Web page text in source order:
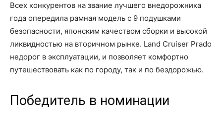
Всех конкурентов на звание лучшего внедорожника
года опередила рамная модель с 9 подушками
безопасности, японским качеством сборки и высокой
ликвидностью на вторичном рынке. Land Cruiser Prado
недорог в эксплуатации, и позволяет комфортно
путешествовать как по городу, так и по бездорожью.
Победитель в номинации